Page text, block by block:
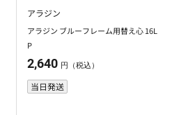
アラジン
アラジン ブルーフレーム用替え心 16L
P
2,640 円（税込）
当日発送